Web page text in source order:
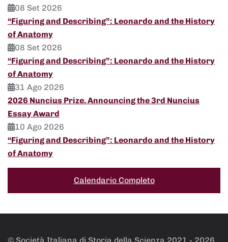
08 Set 2026
“Figuring and Describing”: Leonardo and the History
of Anatomy
08 Set 2026
“Figuring and Describing”: Leonardo and the History
of Anatomy
31 Ago 2026
2026 Nuncius Prize. Announcing the 3rd Nuncius
Essay Award
10 Ago 2026
“Figuring and Describing”: Leonardo and the History
of Anatomy
Calendario Completo